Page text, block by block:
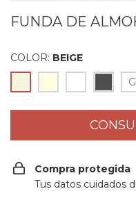
FUNDA DE
COLOR: BEIGE
Compra protegida
Tus datos cuidados